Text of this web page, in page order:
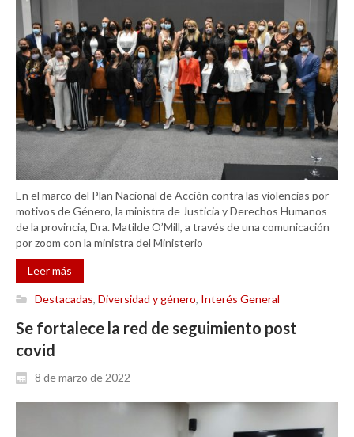
En el marco del Plan Nacional de Acción contra las violencias por
motivos de Género, la ministra de Justicia y Derechos Humanos
de la provincia, Dra. Matilde O’Mill, a través de una comunicación
por zoom con la ministra del Ministerio
Leer más
Destacadas, Diversidad y género, Interés General
Se fortalece la red de seguimiento post
covid
8 de marzo de 2022